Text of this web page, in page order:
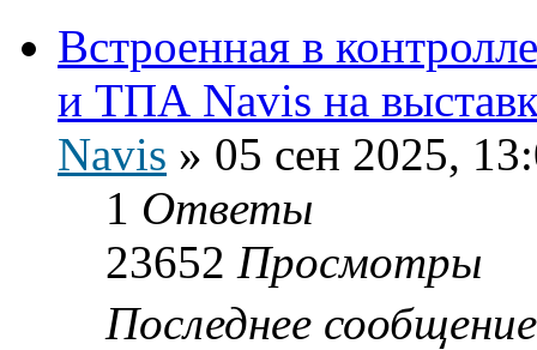
Встроенная в
и ТПА Navis на
Navis » 05 сен 2025,
1 Ответы
23652 Просмотры
Последнее